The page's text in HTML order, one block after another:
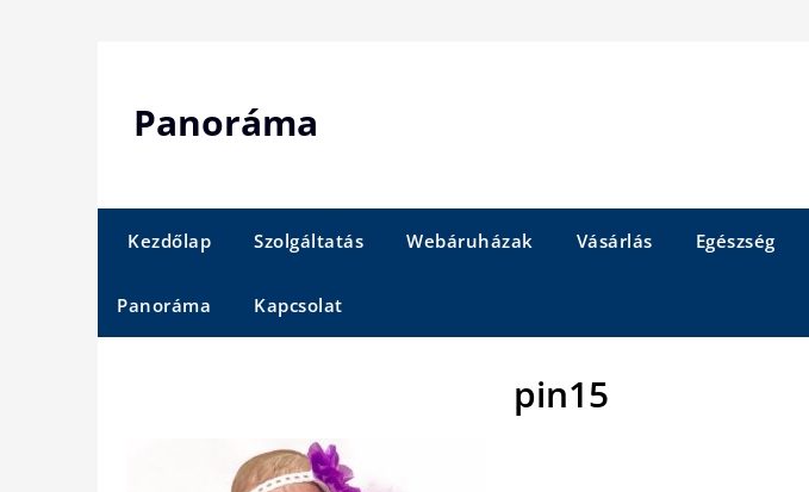
Panoráma
Kezdőlap Szolgáltatás Webáruházak Vásárlás Egészség
Panoráma Kapcsolat
pin15